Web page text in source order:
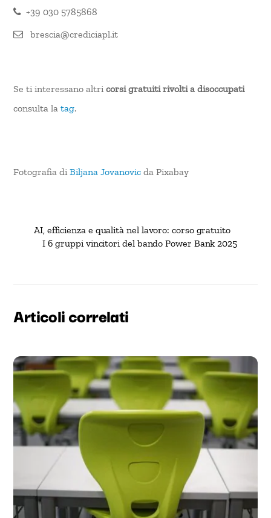
+39 030 5785868
brescia@crediciapl.it
Se ti interessano altricorsi gratuiti rivolti a disoccupati
consulta latag.
Fotografia diBiljana Jovanovic da Pixabay
AI, efficienza e qualità nel lavoro: corso gratuito
I 6 gruppi vincitori del bando Power Bank 2025